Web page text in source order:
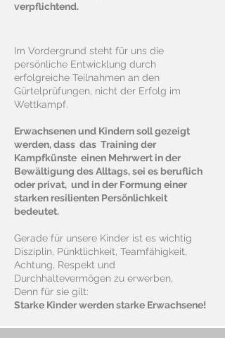
verpflichtend.
Im Vordergrund steht für uns die
persönliche Entwicklung durch
erfolgreiche Teilnahmen an den
Gürtelprüfungen, nicht der Erfolg im
Wettkampf.
Erwachsenen und Kindern soll gezeigt
werden, dass das Training der
Kampfkünste einen Mehrwert in der
Bewältigung des Alltags, sei es beruflich
oder privat, und in der Formung einer
starken resilienten Persönlichkeit
bedeutet.
Gerade für unsere Kinder ist es wichtig
Disziplin, Pünktlichkeit, Teamfähigkeit,
Achtung, Respekt und
Durchhaltevermögen zu erwerben,
Denn für sie gilt:
Starke Kinder werden starke Erwachsene!